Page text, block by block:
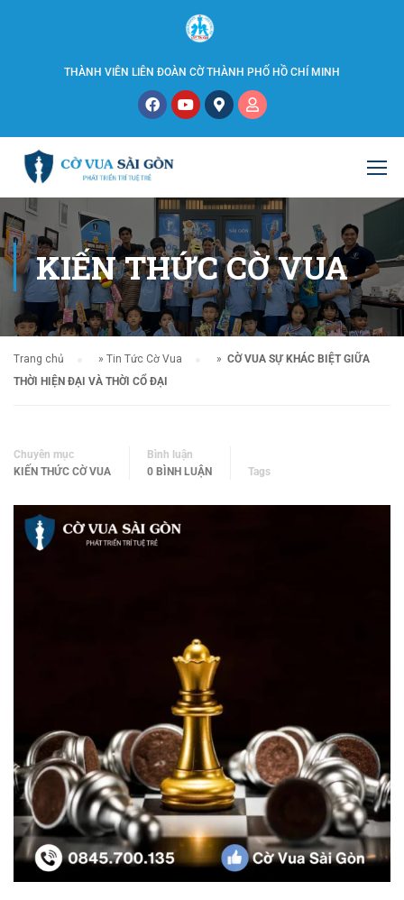
THÀNH VIÊN LIÊN ĐOÀN CỜ THÀNH PHỐ HỒ CHÍ MINH
KIẾN THỨC CỜ VUA
Trang chủ » Tin Tức Cờ Vua » CỜ VUA SỰ KHÁC BIỆT GIỮA
THỜI HIỆN ĐẠI VÀ THỜI CỔ ĐẠI
Chuyên mục
KIẾN THỨC CỜ VUA
Bình luận
0 BÌNH LUẬN
Tags